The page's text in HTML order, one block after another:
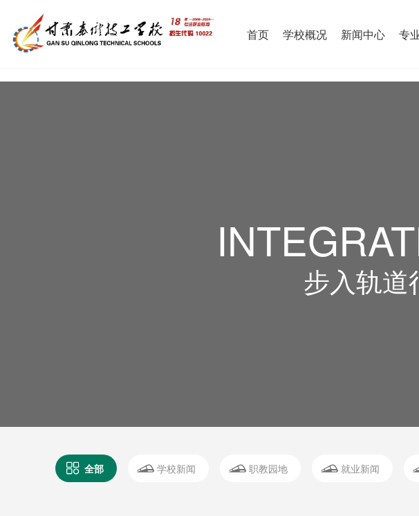
首页 学校概况 新闻中心 专
步入轨道
全部 学校新闻 职教园地 就业新闻